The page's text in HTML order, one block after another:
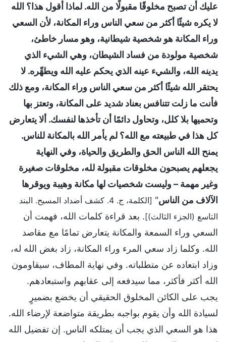
عليك أن تصبح مخلوقًا مقبولًا من الله. لماذا أقول هذا؟ الله
لا يكره شيئًا أكثر من سعي الناس وراء المكانة، لأن السعي
وراء المكانة هو شخصية شيطانية، وهو مسار خاطئ،
شخصية مولودة من فساد الشيطان، وهي الشيء الذي
يدينه الله، والشيء عينه الذي يحكم عليه الله ويطهِّره. لا
يحتقر الله شيئًا أكثر من سعي الناس وراء المكانة، ومع ذلك
فأنت ما زلت تتنافس بعناد شديد على المكانة، وتعتز بها
وتحميها بلا كلل، وتحاول دائمًا أن تأخذها لنفسك. ألا يتعارض
كل هذا في طبيعته مع الله؟ لم يأمر الله بالمكانة للناس.
يمنح الله الناس الحق والطريق والحياة، وفي النهاية
يجعلهم يصبحون مخلوقات مقبولة لله، مخلوقات صغيرة
وغير مهمة – وليست شخصيات لها مكانة وهيبة ويوقرها
الآلاف من الناس"
[الكلمة، ج. 4. كشف أضداد المسيح. البند
التاسع (الجزء الثالث)]. بعد قراءة كلمات الله، فهمت أن
السعي وراء السمعة والمكانة يتعارض تمامًا مع مقاصد
الله. وكلما زاد سعي المرء وراء المكانة، زاد بغض الله له،
وزاد ابتعاده عن متطلباته. وفي نهاية المطاف، سيقاومون
الله أكثر فأكثر، مما سيدفعه إلى عقابهم واستبعادهم.
يجب على الكائن المخلوق الحقيقي أن يخضع بضميرٍ
لسيادة الله وأن يقوم بواجبه بطريقة متواضعة لإرضاء الله.
هذا هو السعي الذي يجب أن يمتلكه الناس. إن تفضيل الله